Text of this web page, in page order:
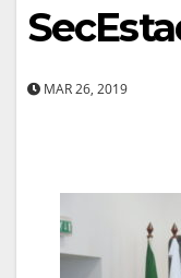
MAR 26, 2019